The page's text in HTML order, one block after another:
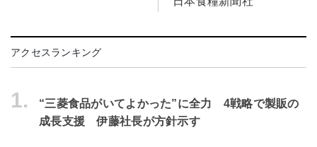
アクセスランキング
1.
“三菱食品がいてよかった”に全力 4戦略で製販の
成長支援 伊藤社長が方針示す